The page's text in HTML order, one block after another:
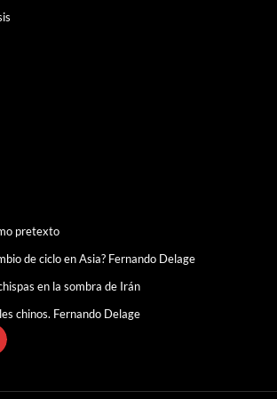
pretexto
de ciclo en Asia? Fernando Delage
en la sombra de Irán
chinos. Fernando Delage